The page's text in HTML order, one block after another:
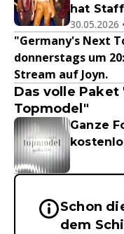
hat
30.05.2026
"Germany's Next
donnerstags um
Stream auf Joyn.
Das volle Paket
Topmodel"
Ganze
Wichtige
Schon
dem